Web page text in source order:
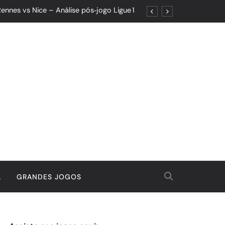
vs Nice – Análise pós‑jogo Ligue 1
o Resultado Esconde o Progresso
Que Nasceu da Garra e do Controle
Um Jogo de Controle e Maturidade
o Resultado Esconde o Progresso
GRANDES JOGOS